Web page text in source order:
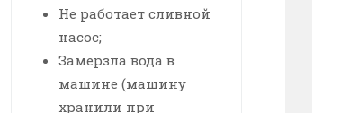
Не работает сливной
насос;
Замерзла вода в
машине (машину
хранили при